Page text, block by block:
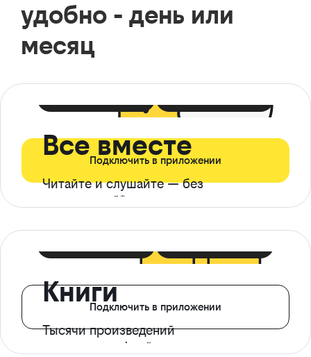
удобно - день или
месяц
Все вместе
Читайте и слушайте — без
ограничений*
Подключить в приложении
Книги
Тысячи произведений
с доступом офлайн
Подключить в приложении